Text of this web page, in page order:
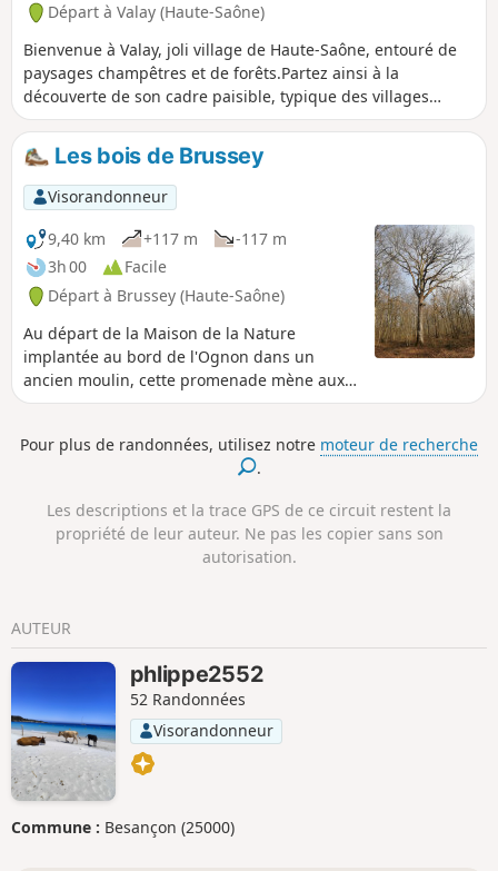
Départ à Valay (Haute-Saône)
Bienvenue à Valay, joli village de Haute-Saône, entouré de
paysages champêtres et de forêts.Partez ainsi à la
découverte de son cadre paisible, typique des villages
ruraux de la région, grâce au sentier « Entre Forges et
Forêts » et ses trois boucles :- La boucle du Tacot à l’Est du
village, vous conduira à proximité du château fort, puis en
forêt sur les traces de l’ancienne voie ferrée pendant 7 km.-
Vous prolongerez la balade par la boucle Sainte-Cécile qui
vous guidera sur 6 km vers les ruines d’une ancienne
abbaye et la commune de La Résie-Saint-Martin.- Enfin, la
boucle de La Fresse vous emmènera découvrir les sites
emblématiques du village, tout en traversant une portion
forestière sur un parcours de 4,8 km.
Les bois de Brussey
Visorandonneur
9,40 km
+117 m
-117 m
3h 00
Facile
Départ à Brussey (Haute-Saône)
Au départ de la Maison de la Nature
implantée au bord de l'Ognon dans un
ancien moulin, cette promenade mène aux
bois de Brussey, puis offre de beaux
l'Ognon.
Pour plus de randonnées, utilisez notre moteur de recherche
.
Les descriptions et la trace GPS de ce circuit restent la
propriété de leur auteur. Ne pas les copier sans son
autorisation.
AUTEUR
phlippe2552
52 Randonnées
Visorandonneur
Commune : Besançon (25000)